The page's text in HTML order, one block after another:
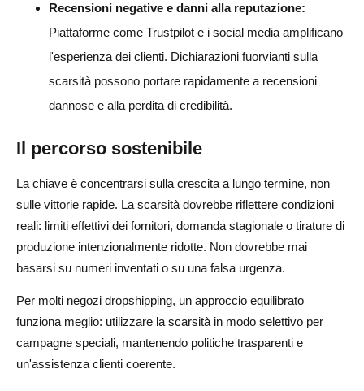
Recensioni negative e danni alla reputazione:
Piattaforme come Trustpilot e i social media amplificano
l'esperienza dei clienti. Dichiarazioni fuorvianti sulla
scarsità possono portare rapidamente a recensioni
dannose e alla perdita di credibilità.
Il percorso sostenibile
La chiave è concentrarsi sulla crescita a lungo termine, non
sulle vittorie rapide. La scarsità dovrebbe riflettere condizioni
reali: limiti effettivi dei fornitori, domanda stagionale o tirature di
produzione intenzionalmente ridotte. Non dovrebbe mai
basarsi su numeri inventati o su una falsa urgenza.
Per molti negozi dropshipping, un approccio equilibrato
funziona meglio: utilizzare la scarsità in modo selettivo per
campagne speciali, mantenendo politiche trasparenti e
un'assistenza clienti coerente.